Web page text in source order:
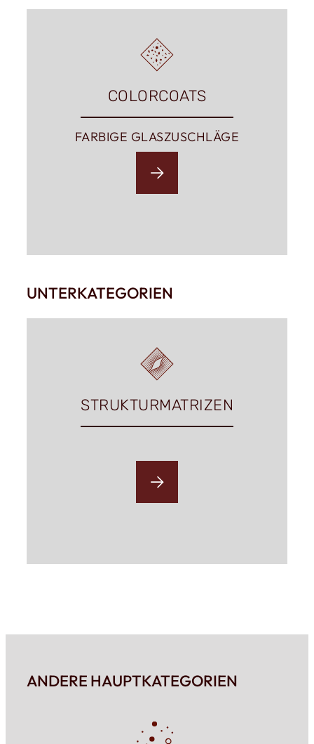
COLORCOATS
FARBIGE GLASZUSCHLÄGE
UNTERKATEGORIEN
STRUKTURMATRIZEN
ANDERE HAUPTKATEGORIEN